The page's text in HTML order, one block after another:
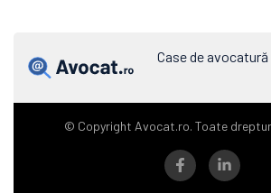
Case de avocatură
© Copyright Avocat.ro. Toate